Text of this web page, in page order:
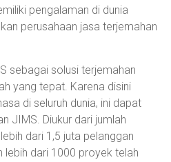
pengalaman di dunia
perusahaan jasa terjemahan
sebagai solusi terjemahan
yang tepat. Karena disini
di seluruh dunia, ini dapat
JIMS. Diukur dari jumlah
dari 1,5 juta pelanggan
lebih dari 1000 proyek telah